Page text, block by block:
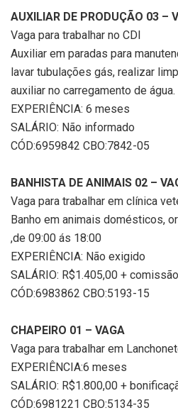
AUXILIAR DE PRODUÇÃO 03 –
Vaga para trabalhar no CDI
Auxiliar em paradas para
lavar tubulações gás, realizar
auxiliar no carregamento de água.
EXPERIÊNCIA: 6 meses
SALÁRIO: Não informado
CÓD:6959842 CBO:7842-05
BANHISTA DE ANIMAIS 02 –
Vaga para trabalhar em clínica
Banho em animais domésticos,
,de 09:00 ás 18:00
EXPERIÊNCIA: Não exigido
SALÁRIO: R$1.405,00 + comissão
CÓD:6983862 CBO:5193-15
CHAPEIRO 01 – VAGA
Vaga para trabalhar em
EXPERIÊNCIA:6 meses
SALÁRIO: R$1.800,00 +
CÓD:6981221 CBO:5134-35